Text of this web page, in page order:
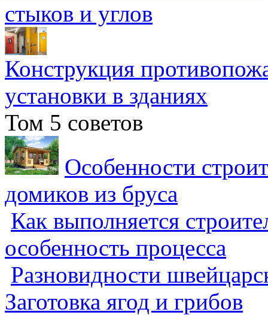
стыков и углов
Конструкция
установки в зданиях
Том 5 советов
Особенности
домиков из бруса
Как выполняется
особенность процесса
Разновидности
Заготовка ягод и грибов